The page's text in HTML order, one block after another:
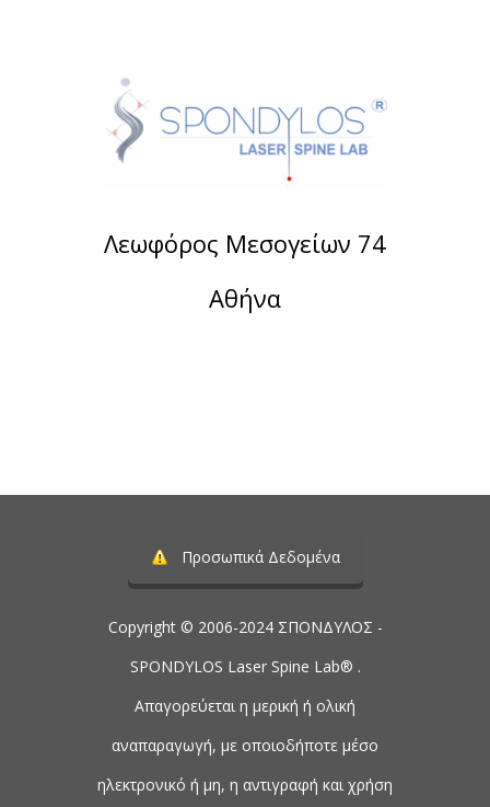
Λεωφόρος Μεσογείων 74
Αθήνα
Προσωπικά Δεδομένα
Copyright © 2006-2024 ΣΠΟΝΔΥΛΟΣ -
SPONDYLOS Laser Spine Lab® .
Απαγορεύεται η μερική ή ολική
αναπαραγωγή, με οποιοδήποτε μέσο
ηλεκτρονικό ή μη, η αντιγραφή και χρήση